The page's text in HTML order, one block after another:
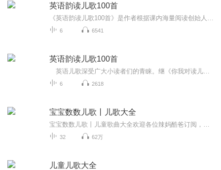
英语韵读儿歌100首
6 6541
英语韵读儿歌100首
6 2618
宝宝数数儿歌丨儿歌大全
32 62万
儿童儿歌大全